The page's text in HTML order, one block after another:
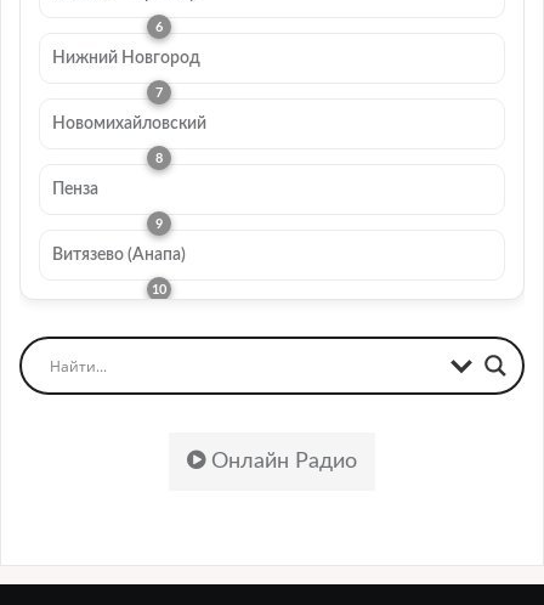
Нижний Новгород
Новомихайловский
Пенза
Витязево (Анапа)
Онлайн Радио